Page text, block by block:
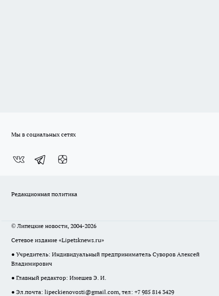
Мы в социальных сетях
Редакционная политика
© Липецкие новости, 2004-2026
Сетевое издание «Lipetsknews.ru»
● Учредитель: Индивидуальный предприниматель Суворов Алексей
Владимирович
● Главный редактор: Имешев Э. И.
● Эл.почта: lipeckienovosti@gmail.com, тел: +7 985 814 3429